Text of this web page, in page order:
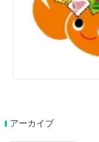
アーカイブ